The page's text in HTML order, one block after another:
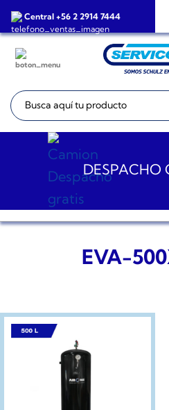
Saltar
Central +56 2 2914 7444
Buscar:
DESPACHO
EVA-